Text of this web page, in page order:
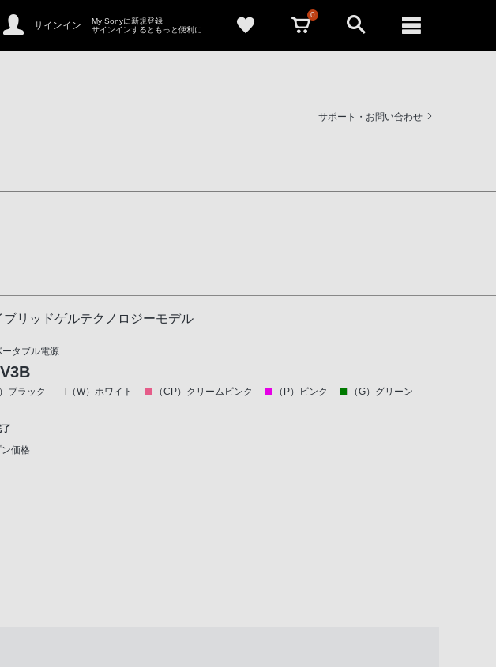
サインイン
My Sonyに新規登録
サインインするともっと便利に
0
サポート・お問い合わせ
リッドゲルテクノロジーモデル
ータブル電源
）ブラック （W）ホワイト （CP）クリームピンク （P）ピンク （G）グリーン
価格